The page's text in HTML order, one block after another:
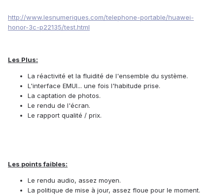
http://www.lesnumeriques.com/telephone-portable/huawei-
honor-3c-p22135/test.html
Les Plus:
La réactivité et la fluidité de l'ensemble du système.
L'interface EMUI... une fois l'habitude prise.
La captation de photos.
Le rendu de l'écran.
Le rapport qualité / prix.
Les points faibles:
Le rendu audio, assez moyen.
La politique de mise à jour, assez floue pour le moment.